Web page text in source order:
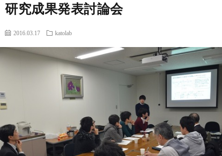
内
容
ン
バ
ー
活
動
報
告
学
会
発
論
文
受
研究成果発表討論会
2016.03.17 katolab